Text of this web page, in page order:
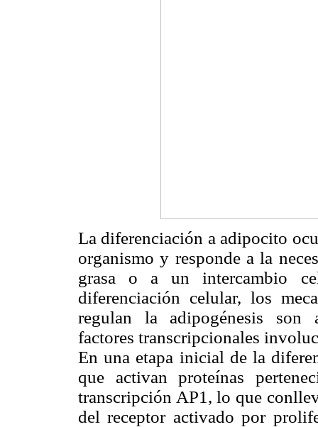
La diferenciación a adipocito
organismo y responde a la
grasa o a un intercambio
diferenciación celular, los
regulan la adipogénesis son
factores transcripcionales
En una etapa inicial de la
que activan proteínas
transcripción AP1, lo que
del receptor activado por